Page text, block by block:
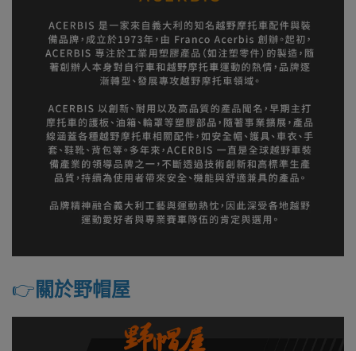
👉️ 關於野帽屋